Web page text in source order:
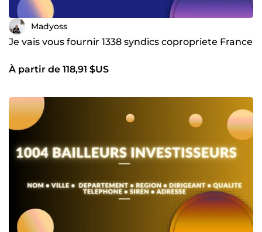
Madyoss
Je vais vous fournir 1338 syndics copropriete France
À partir de 118,91 $US